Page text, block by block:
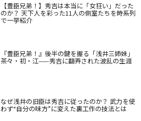
【豊臣兄弟！】秀吉は本当に「女狂い」だった
のか？ 天下人を彩った11人の側室たちを時系列
で一挙紹介
『豊臣兄弟！』後半の鍵を握る「浅井三姉妹」
茶々・初・江——秀吉に翻弄された波乱の生涯
なぜ浅井の旧臣は秀吉に従ったのか？ 武力を使
わず“自分の味方”に変えた裏工作の技法とは